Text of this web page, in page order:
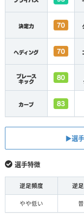
▶︎選
選手特徴
逆足頻度 逆
やや低い